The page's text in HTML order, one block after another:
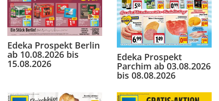
Edeka Prospekt Berlin
ab 10.08.2026 bis
15.08.2026
Edeka Prospekt
Parchim ab 03.08.2026
bis 08.08.2026